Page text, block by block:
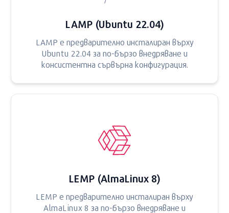
LAMP (Ubuntu 22.04)
LAMP е предварително инсталиран върху
Ubuntu 22.04 за по-бързо внедряване и
консистентна сървърна конфигурация.
LEMP (AlmaLinux 8)
LEMP е предварително инсталиран върху
AlmaLinux 8 за по-бързо внедряване и